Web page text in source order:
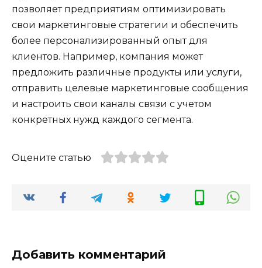
позволяет предприятиям оптимизировать
свои маркетинговые стратегии и обеспечить
более персонализированный опыт для
клиентов. Например, компания может
предложить различные продукты или услуги,
отправить целевые маркетинговые сообщения
и настроить свои каналы связи с учетом
конкретных нужд каждого сегмента.
Оцените статью
Добавить комментарий